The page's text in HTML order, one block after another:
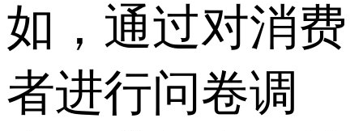
如，通过对消费
者进行问卷调